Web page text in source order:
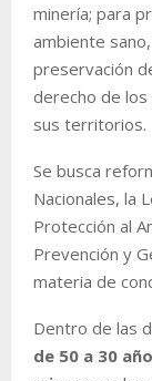
minería; para
ambiente
preservación
derecho de
sus territorios.
Se busca
Nacionales, la
Protección al
Prevención y
materia de
Dentro de las
de 50 a 30